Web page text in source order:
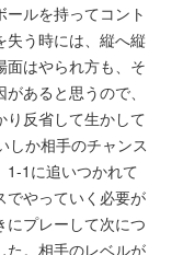
ルを持ってコント
失う時には、縦へ縦
面はやられ方も、そ
あると思うので、
り反省して生かして
しか相手のチャンス
1-1に追いつかれて
でやっていく必要が
にプレーして次につ
た。相手のレベルが